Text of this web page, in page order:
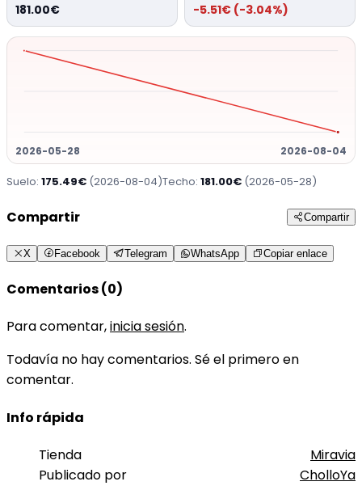
181.00€ -5.51€ (-3.04%)
2026-05-28 2026-08-04
Suelo: 175.49€ (2026-08-04)Techo: 181.00€ (2026-05-28)
Compartir Compartir
X Facebook Telegram WhatsApp Copiar enlace
Comentarios (0)
Para comentar,inicia sesión.
Todavía no hay comentarios. Sé el primero en
comentar.
Info rápida
Tienda
Miravia
Publicado por
CholloYa